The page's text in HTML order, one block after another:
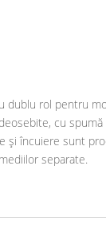
rol pentru
cu
și încuiere sunt
separate.